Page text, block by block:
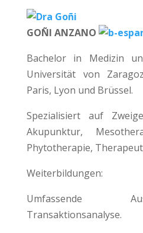
GOÑI ANZANO
Bachelor in Medizin
Universität von
Paris, Lyon und Brüssel.
Spezialisiert auf
Akupunktur,
Phytotherapie,
Weiterbildungen:
Umfassende
Transaktionsanalyse.